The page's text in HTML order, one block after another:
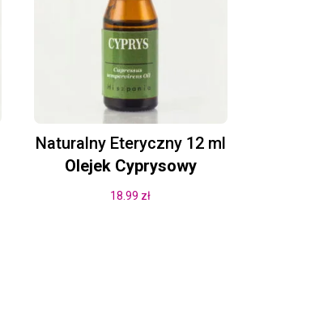
Naturalny Eteryczny 12 ml
Olejek Cyprysowy
18.99 zł